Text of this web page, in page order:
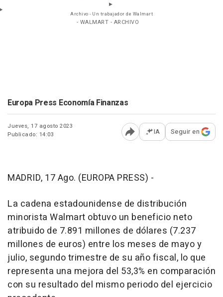
Archivo - Un trabajador de Walmart
- WALMART - ARCHIVO
Europa Press Economía Finanzas
Jueves, 17 agosto 2023
Publicado: 14:03
Abrir opciones para
IA Seguir en
MADRID, 17 Ago. (EUROPA PRESS) -
La cadena estadounidense de distribución
minorista Walmart obtuvo un beneficio neto
atribuido de 7.891 millones de dólares (7.237
millones de euros) entre los meses de mayo y
julio, segundo trimestre de su año fiscal, lo que
representa una mejora del 53,3% en comparación
con su resultado del mismo periodo del ejercicio